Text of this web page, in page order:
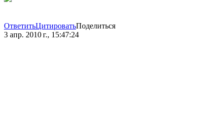
ОтветитьЦитироватьПоделиться
3 апр. 2010 г., 15:47:24